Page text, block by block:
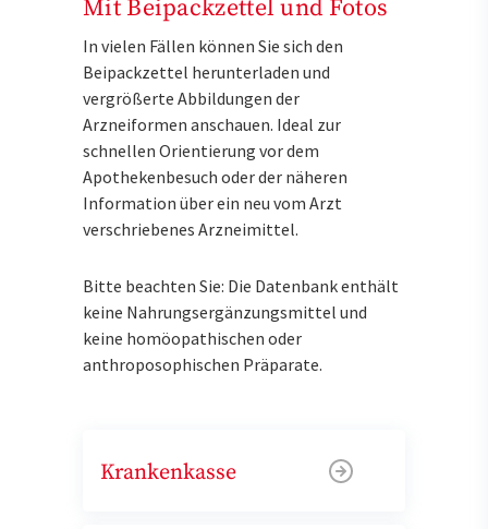
Mit Beipackzettel und Fotos
In vielen Fällen können Sie sich den
Beipackzettel herunterladen und
vergrößerte Abbildungen der
Arzneiformen anschauen. Ideal zur
schnellen Orientierung vor dem
Apothekenbesuch oder der näheren
Information über ein neu vom Arzt
verschriebenes Arzneimittel.
Bitte beachten Sie: Die Datenbank enthält
keine Nahrungsergänzungsmittel und
keine homöopathischen oder
anthroposophischen Präparate.
Krankenkasse